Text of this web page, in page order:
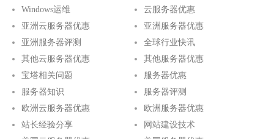
Windows运维
云服务器优惠
亚洲云服务器优惠
亚洲服务器优惠
亚洲服务器评测
全球行业快讯
其他云服务器优惠
其他服务器优惠
宝塔相关问题
服务器优惠
服务器知识
服务器评测
欧洲云服务器优惠
欧洲服务器优惠
站长经验分享
网站建设技术